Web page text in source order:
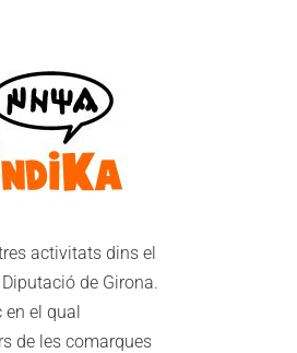
activitats dins el
de Girona.
en el qual
de les comarques